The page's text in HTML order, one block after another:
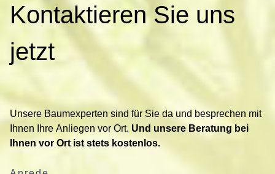
o
n
t
e
r
e
Kontaktieren Sie uns
jetzt
Unsere Baumexperten sind für Sie da und besprechen mit
Ihnen Ihre Anliegen vor Ort. Und unsere Beratung bei
Ihnen vor Ort ist stets kostenlos.